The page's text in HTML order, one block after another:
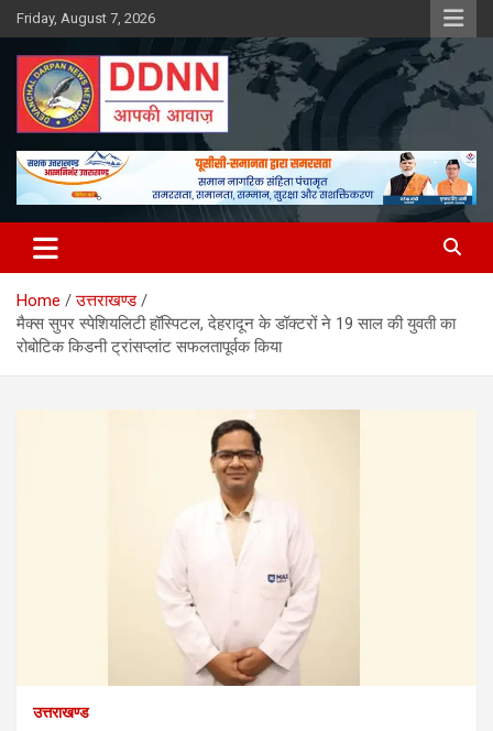
Skip
to
content
Friday, August 7, 2026
DDNN
Home
उत्तराखण्ड
मैक्स सुपर स्पेशियलिटी हॉस्पिटल, देहरादून के डॉक्टरों ने 19 साल की युवती का
रोबोटिक किडनी ट्रांसप्लांट सफलतापूर्वक किया
उत्तराखण्ड